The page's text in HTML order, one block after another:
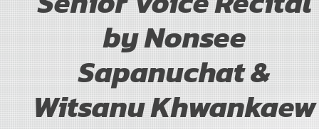
by Nonsee
Sapanuchat &
Witsanu Khwankaew